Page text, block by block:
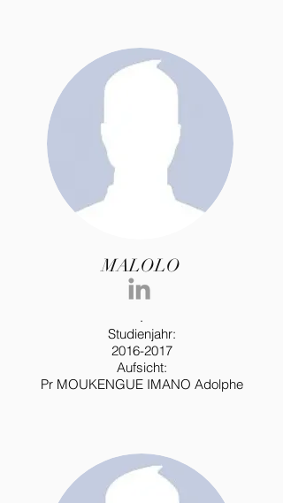
MALOLO
.
Studienjahr:
2016-2017
Aufsicht:
Pr MOUKENGUE IMANO Adolphe